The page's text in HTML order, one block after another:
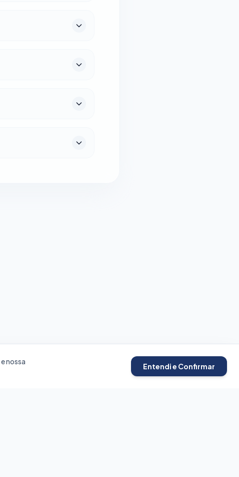
e nossa
Entendi e Confirmar